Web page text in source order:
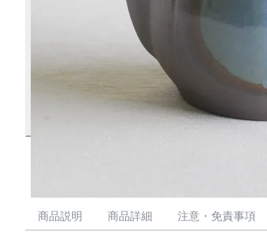
商品説明 商品詳細 注意・免責事項